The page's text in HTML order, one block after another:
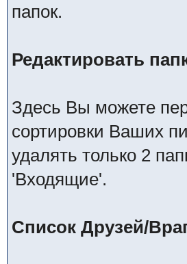
папок.
Редактировать
Здесь Вы можете
сортировки Ваших
удалять только 2
'Входящие'.
Список Друзей/